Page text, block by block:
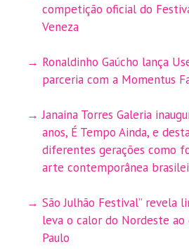
competição oficial do
Veneza
Ronaldinho Gaúcho lança
parceria com a Momentus
Janaina Torres Galeria
anos, É Tempo Ainda, e
diferentes gerações como
arte contemporânea
São Julhão Festival” revela
leva o calor do Nordeste ao
Paulo